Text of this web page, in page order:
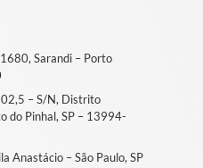
Sarandi – Porto
– S/N, Distrito
do Pinhal, SP – 13994-
Anastácio – São Paulo, SP